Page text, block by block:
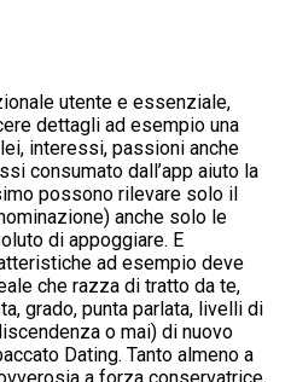
utente e essenziale,
dettagli ad esempio una
interessi, passioni anche
consumato dall’app aiuto la
possono rilevare solo il
anche solo le
di appoggiare. E
ad esempio deve
che razza di tratto da te,
grado, punta parlata, livelli di
o mai) di nuovo
Dating. Tanto almeno a
a forza conservatrice,